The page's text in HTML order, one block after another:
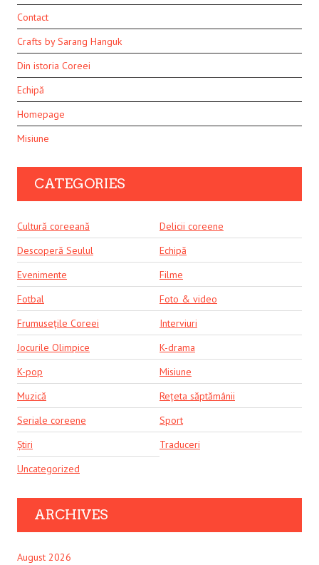
Contact
Crafts by Sarang Hanguk
Din istoria Coreei
Echipă
Homepage
Misiune
CATEGORIES
Cultură coreeană
Delicii coreene
Descoperă Seulul
Echipă
Evenimente
Filme
Fotbal
Foto & video
Frumusețile Coreei
Interviuri
Jocurile Olimpice
K-drama
K-pop
Misiune
Muzică
Rețeta săptămânii
Seriale coreene
Sport
Știri
Traduceri
Uncategorized
ARCHIVES
August 2026